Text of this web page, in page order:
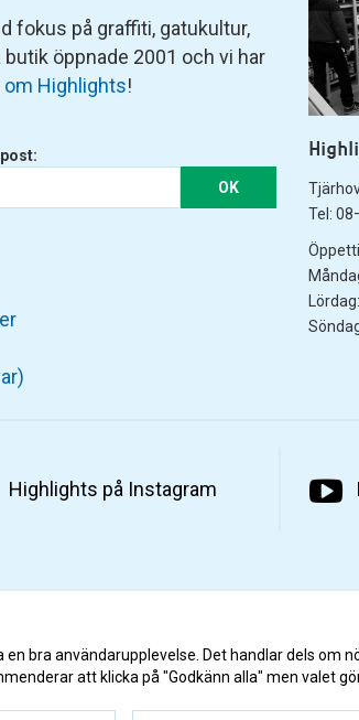
fokus på graffiti, gatukultur,
öppnade 2001 och vi har
om Highlights!
OK
Tel:
Highlights på Instagram
bra användarupplevelse. Det handlar dels
att klicka på "Godkänn alla" men valet